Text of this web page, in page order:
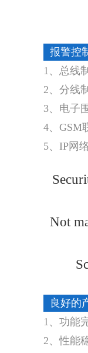
报警控
1、总线
2、分线
3、电子
4、GSM
5、IP网
Not
良好的
1、功能
2、性能